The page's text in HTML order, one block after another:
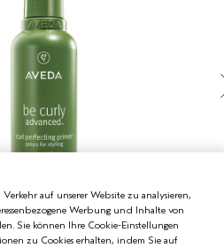
auf unserer Website zu analysieren,
Werbung und Inhalte von
Sie können Ihre Cookie-Einstellungen
zu Cookies erhalten, indem Sie auf